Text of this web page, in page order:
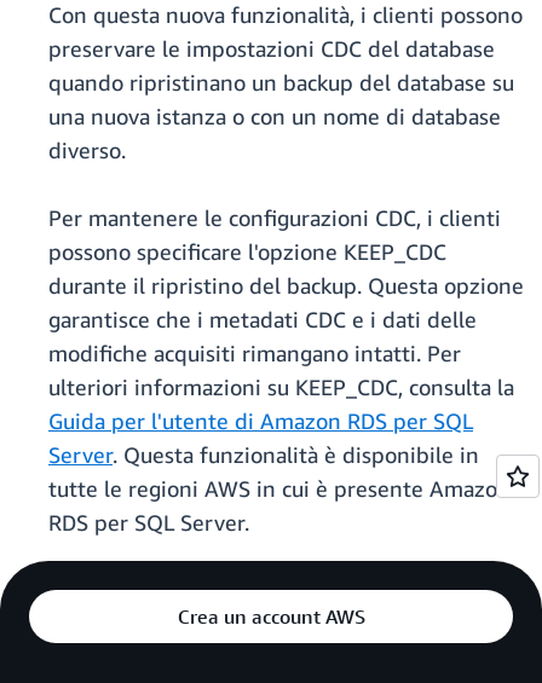
Con questa nuova funzionalità, i clienti possono
preservare le impostazioni CDC del database
quando ripristinano un backup del database su
una nuova istanza o con un nome di database
diverso.
Per mantenere le configurazioni CDC, i clienti
possono specificare l'opzione KEEP_CDC
durante il ripristino del backup. Questa opzione
garantisce che i metadati CDC e i dati delle
modifiche acquisiti rimangano intatti. Per
ulteriori informazioni su KEEP_CDC, consulta la
Guida per l'utente di Amazon RDS per SQL
Server. Questa funzionalità è disponibile in
tutte le regioni AWS in cui è presente Amazon
RDS per SQL Server.
Crea un account AWS